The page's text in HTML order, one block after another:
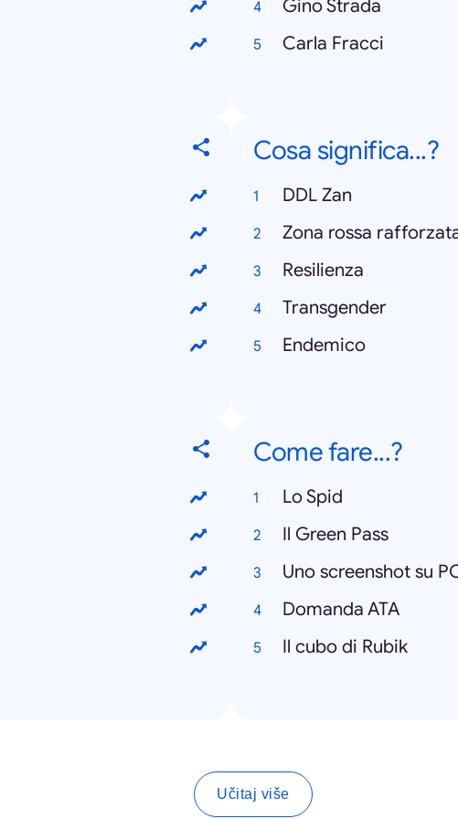
Gino Strada
Carla Fracci
Cosa significa...?
DDL Zan
Zona rossa
Resilienza
Transgender
Endemico
Come fare...?
Lo Spid
Il Green Pass
Uno screenshot su
Domanda ATA
Il cubo di Rubik
Učitaj više